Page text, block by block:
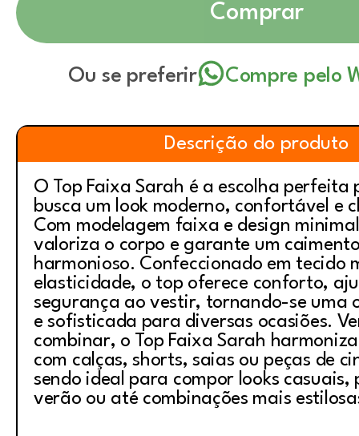
Comprar
Ou se preferir Compre pelo
Descrição do produto
O Top Faixa Sarah é a escolha perfeita
busca um look moderno, confortável e
Com modelagem faixa e design
valoriza o corpo e garante um
harmonioso. Confeccionado em tecido
elasticidade, o top oferece conforto,
segurança ao vestir, tornando-se uma
e sofisticada para diversas ocasiões.
combinar, o Top Faixa Sarah
com calças, shorts, saias ou peças de
sendo ideal para compor looks casuais,
verão ou até combinações mais